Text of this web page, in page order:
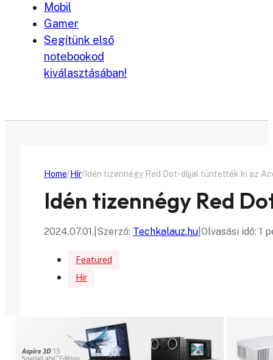
Mobil
Gamer
Segítünk első
notebookod
kiválasztásában!
Home Hír Idén tizennégy Red Dot-díjjal tüntették ki az
Idén tizennégy Red
2024.07.01. Szerző: Techkalauz.hu Olvasási idő: 1
Featured
Hír